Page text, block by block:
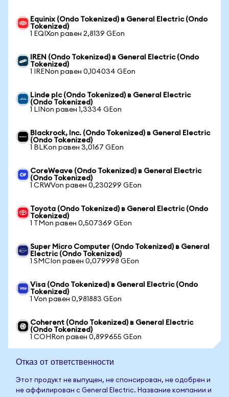
Equinix (Ondo Tokenized) в General Electric (Ondo
Tokenized)
1 EQIXon равен 2,8139 GEon
IREN (Ondo Tokenized) в General Electric (Ondo
Tokenized)
1 IRENon равен 0,104034 GEon
Linde plc (Ondo Tokenized) в General Electric
(Ondo Tokenized)
1 LINon равен 1,3334 GEon
Blackrock, Inc. (Ondo Tokenized) в General Electric
(Ondo Tokenized)
1 BLKon равен 3,0167 GEon
CoreWeave (Ondo Tokenized) в General Electric
(Ondo Tokenized)
1 CRWVon равен 0,230299 GEon
Toyota (Ondo Tokenized) в General Electric (Ondo
Tokenized)
1 TMon равен 0,507369 GEon
Super Micro Computer (Ondo Tokenized) в General
Electric (Ondo Tokenized)
1 SMCIon равен 0,079998 GEon
Visa (Ondo Tokenized) в General Electric (Ondo
Tokenized)
1 Von равен 0,981883 GEon
Coherent (Ondo Tokenized) в General Electric
(Ondo Tokenized)
1 COHRon равен 0,899655 GEon
Отказ от ответственности
Этот продукт не выпущен, не спонсирован, не одобрен и
не аффилирован с General Electric. Название компании и